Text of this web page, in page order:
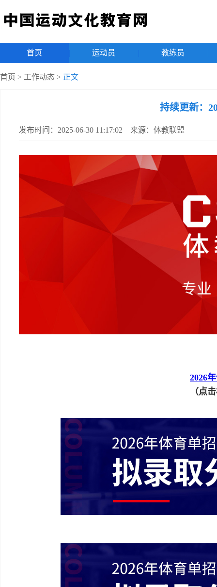
首页 运动员 教练员
首页 > 工作动态 > 正文
持续更新：
发布时间：2025-06-30 11:17:02 来源：体教联盟
2026
（点